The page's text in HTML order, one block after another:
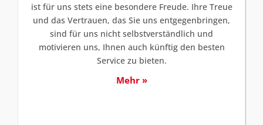
ist für uns stets eine besondere Freude. Ihre Treue
und das Vertrauen, das Sie uns entgegenbringen,
sind für uns nicht selbstverständlich und
motivieren uns, Ihnen auch künftig den besten
Service zu bieten.
Mehr »